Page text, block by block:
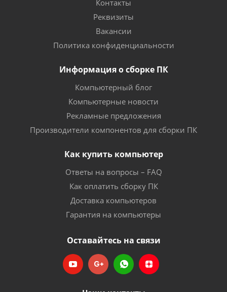
Контакты
Реквизиты
Вакансии
Политика конфиденциальности
Информация о сборке ПК
Компьютерный блог
Компьютерные новости
Рекламные предложения
Производители компонентов для сборки ПК
Как купить компьютер
Ответы на вопросы – FAQ
Как оплатить сборку ПК
Доставка компьютеров
Гарантия на компьютеры
Оставайтесь на связи